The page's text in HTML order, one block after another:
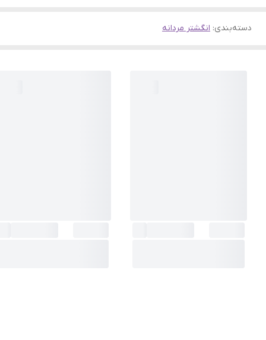
دسته‌بندی: انگشتر مردانه